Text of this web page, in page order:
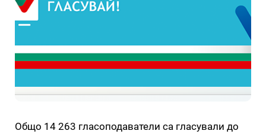
Общо 14 263 гласоподаватели са гласували до